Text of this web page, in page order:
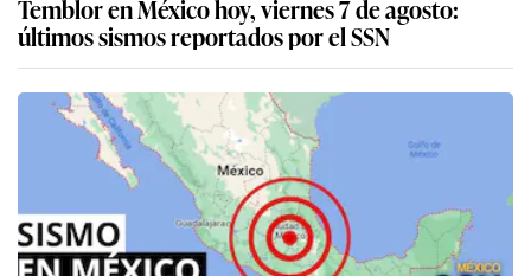
Temblor en México hoy, viernes 7 de agosto:
últimos sismos reportados por el SSN